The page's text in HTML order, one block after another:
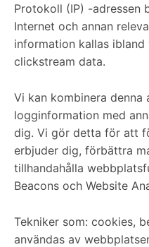
Protokoll (IP) -adressen
Internet och annan
information kallas
clickstream data.
Vi kan kombinera denna
logginformation med
dig. Vi gör detta för att
erbjuder dig, förbättra
tillhandahålla
Beacons och Website
Tekniker som: cookies,
användas av